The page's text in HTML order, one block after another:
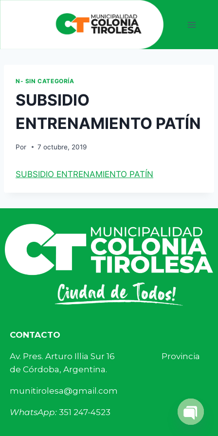
N- SIN CATEGORÍA
SUBSIDIO
ENTRENAMIENTO PATÍN
Por 7 octubre, 2019
SUBSIDIO ENTRENAMIENTO PATÍN
CONTACTO
Av. Pres. Arturo Illia Sur 16 Provincia
de Córdoba, Argentina.
munitirolesa@gmail.com
WhatsApp: 351 247-4523